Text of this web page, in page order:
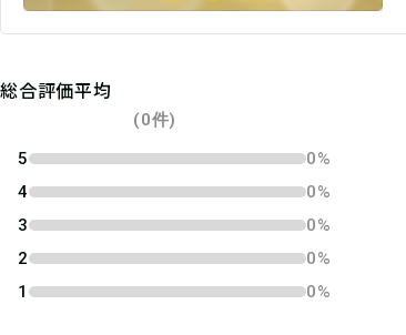
総合評価平均
(0件)
5
0%
4
0%
3
0%
2
0%
1
0%